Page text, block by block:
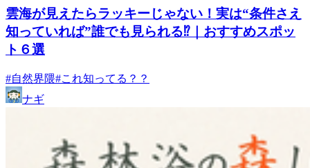
雲海が見えたらラッキーじゃない！実は“条件さえ
知っていれば”誰でも見られる⁉｜おすすめスポッ
ト６選
#自然界隈#これ知ってる？？
ナギ